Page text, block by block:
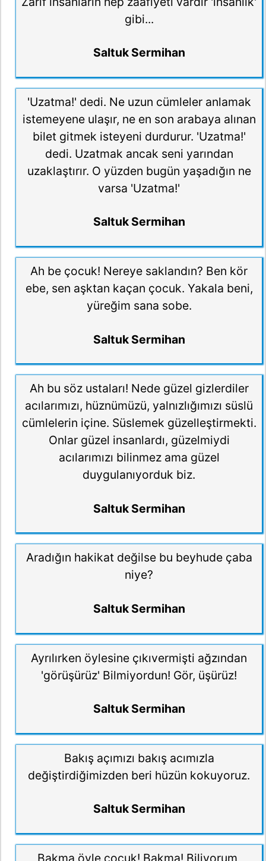
gibi...
Saltuk Sermihan
'Uzatma!' dedi. Ne uzun cümleler anlamak
istemeyene ulaşır, ne en son arabaya alınan
bilet gitmek isteyeni durdurur. 'Uzatma!'
dedi. Uzatmak ancak seni yarından
uzaklaştırır. O yüzden bugün yaşadığın ne
varsa 'Uzatma!'
Saltuk Sermihan
Ah be çocuk! Nereye saklandın? Ben kör
ebe, sen aşktan kaçan çocuk. Yakala beni,
yüreğim sana sobe.
Saltuk Sermihan
Ah bu söz ustaları! Nede güzel gizlerdiler
acılarımızı, hüznümüzü, yalnızlığımızı süslü
cümlelerin içine. Süslemek güzelleştirmekti.
Onlar güzel insanlardı, güzelmiydi
acılarımızı bilinmez ama güzel
duygulanıyorduk biz.
Saltuk Sermihan
Aradığın hakikat değilse bu beyhude çaba
niye?
Saltuk Sermihan
Ayrılırken öylesine çıkıvermişti ağzından
'görüşürüz' Bilmiyordun! Gör, üşürüz!
Saltuk Sermihan
Bakış açımızı bakış acımızla
değiştirdiğimizden beri hüzün kokuyoruz.
Saltuk Sermihan
Bakma öyle çocuk! Bakma! Biliyorum,